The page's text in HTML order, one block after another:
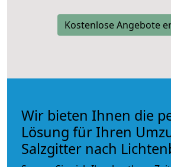
Kostenlose Angebote
Wir bieten Ihnen die
Lösung für Ihren
Salzgitter nach